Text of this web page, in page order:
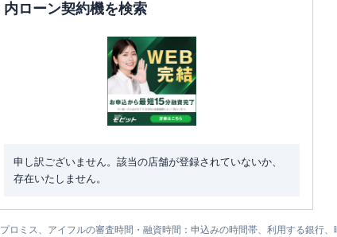
内ローン契約機を検索
申し訳ございません。該当の店舗が登録されていないか、
存在いたしません。
プロミス、アイフルの審査時間・融資時間：申込みの時間帯、利用する銀行